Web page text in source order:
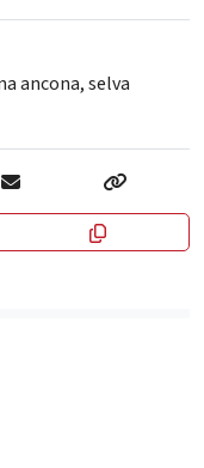
ancona,selva